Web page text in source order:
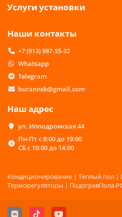
Услуги установки
Наши контакты
+7 (913) 987-55-32
Whatsapp
Telegram
burannsk@gmail.com
Наш адрес
ул. Ипподромская 44
Пн-Пт с 8:00 до 19:00
СБ с 10:00 до 14:00
Кондиционирование | Теплый пол |
Терморегуляторы |